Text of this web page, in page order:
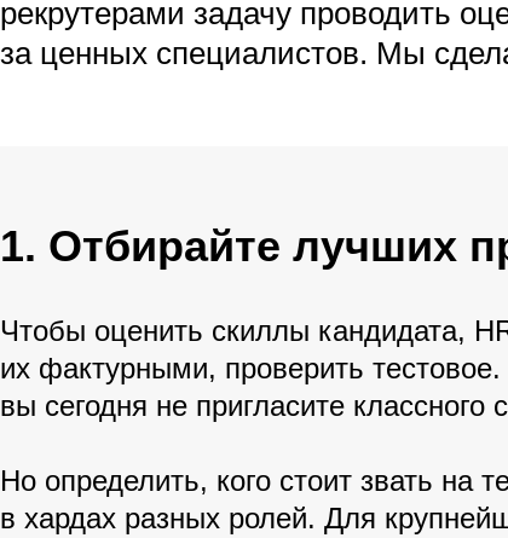
рекрутерами задачу проводить
за ценных специалистов. Мы
1. Отбирайте лучших
Чтобы оценить скиллы кандидата,
их фактурными, проверить
вы сегодня не пригласите
Но определить, кого стоит звать на
в хардах разных ролей. Для